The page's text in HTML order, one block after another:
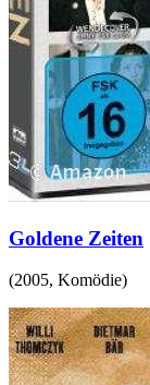
Goldene Zeiten
(2005, Komödie)